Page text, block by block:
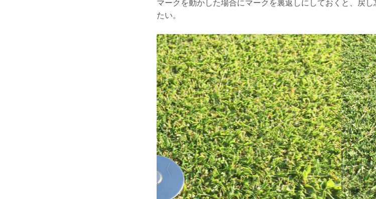
マークを動かした場合にマークを裏返しにしておくと、戻
たい。